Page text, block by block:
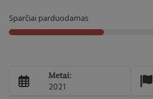
sausas
vynas
Sparčiai parduodamas
Metai:
2021